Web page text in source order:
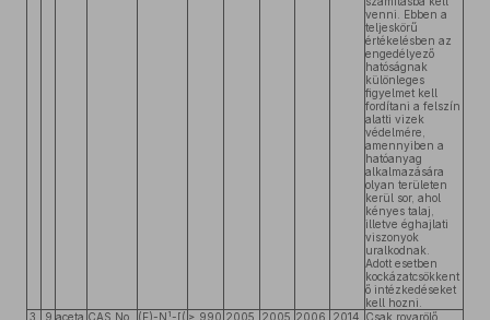
venni. Ebben a
teljeskörű
értékelésben az
engedélyező
hatóságnak
különleges
figyelmet kell
fordítani a felszín
alatti vizek
védelmére,
amennyiben a
hatóanyag
alkalmazására
olyan területen
kerül sor, ahol
kényes talaj,
illetve éghajlati
viszonyok
uralkodnak.
Adott esetben
kockázatcsökkent
ő intézkedéseket
kell hozni.
3.
9 aceta CAS No
(E)-N 1-[( ≥ 990 2005.
2005. 2006.
2014. Csak rovarölő